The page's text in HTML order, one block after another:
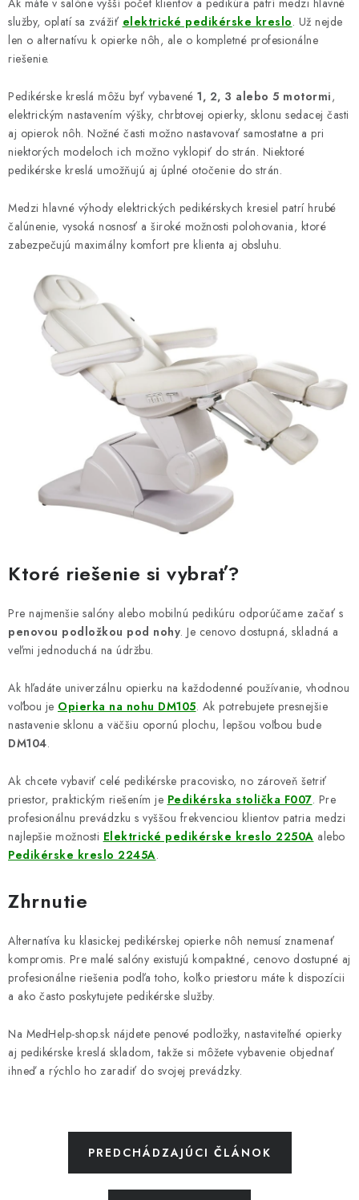
Ak máte v salóne vyšší počet klientov a pedikúra patrí medzi hlavné
služby, oplatí sa zvážiť elektrické pedikérske kreslo. Už nejde
len o alternatívu k opierke nôh, ale o kompletné profesionálne
riešenie.
Pedikérske kreslá môžu byť vybavené 1, 2, 3 alebo 5 motormi,
elektrickým nastavením výšky, chrbtovej opierky, sklonu sedacej časti
aj opierok nôh. Nožné časti možno nastavovať samostatne a pri
niektorých modeloch ich možno vyklopiť do strán. Niektoré
pedikérske kreslá umožňujú aj úplné otočenie do strán.
Medzi hlavné výhody elektrických pedikérskych kresiel patrí hrubé
čalúnenie, vysoká nosnosť a široké možnosti polohovania, ktoré
zabezpečujú maximálny komfort pre klienta aj obsluhu.
Ktoré riešenie si vybrať?
Pre najmenšie salóny alebo mobilnú pedikúru odporúčame začať s
penovou podložkou pod nohy. Je cenovo dostupná, skladná a
veľmi jednoduchá na údržbu.
Ak hľadáte univerzálnu opierku na každodenné používanie, vhodnou
voľbou je Opierka na nohu DM105. Ak potrebujete presnejšie
nastavenie sklonu a väčšiu opornú plochu, lepšou voľbou bude
DM104.
Ak chcete vybaviť celé pedikérske pracovisko, no zároveň šetriť
priestor, praktickým riešením je Pedikérska stolička F007. Pre
profesionálnu prevádzku s vyššou frekvenciou klientov patria medzi
najlepšie možnosti Elektrické pedikérske kreslo 2250A alebo
Pedikérske kreslo 2245A.
Zhrnutie
Alternatíva ku klasickej pedikérskej opierke nôh nemusí znamenať
kompromis. Pre malé salóny existujú kompaktné, cenovo dostupné aj
profesionálne riešenia podľa toho, koľko priestoru máte k dispozícii
a ako často poskytujete pedikérske služby.
Na MedHelp-shop.sk nájdete penové podložky, nastaviteľné opierky
aj pedikérske kreslá skladom, takže si môžete vybavenie objednať
ihneď a rýchlo ho zaradiť do svojej prevádzky.
PREDCHÁDZAJÚCI ČLÁNOK